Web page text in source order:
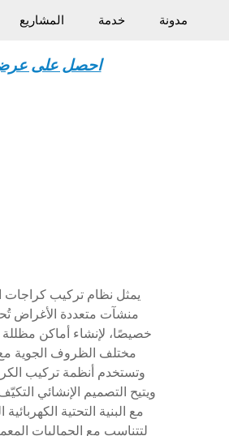
المشاريع خدمة مدونة
احصل على
يمثل نظام تركيب كراجات
منشآت متعددة الأغراض
خصيصًا، لإنشاء أماكن
مختلف الظروف الجوية
وتستخدم أنظمة تركيب
ويتيح التصميم الإنشائي
مع البنية التحتية
لتتناسب مع الجماليات